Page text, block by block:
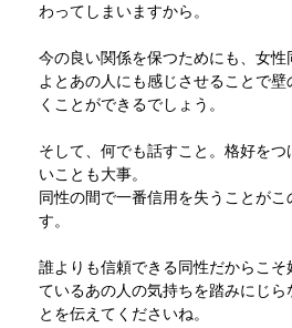
わってしまいますから。
今の良い関係を保つためにも、女
よとあの人にも感じさせることで
くことができるでしょう。
そして、何でも話すこと。格好を
いことも大事。
同性の間で一番信用を失うことが
す。
誰よりも信頼できる同性だからこそ
ているあの人の気持ちを踏みにじら
とを伝えてくださいね。